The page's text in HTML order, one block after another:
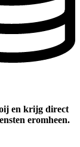
en krijg direct
eromheen.